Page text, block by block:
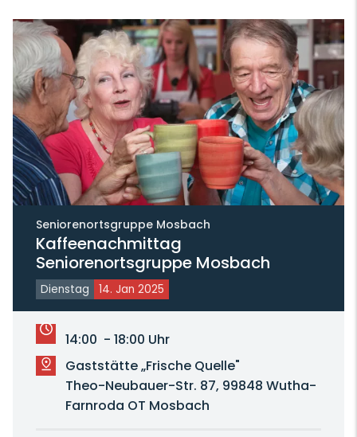
Seniorenortsgruppe Mosbach
Kaffeenachmittag
Seniorenortsgruppe Mosbach
Dienstag 14. Jan 2025
14:00 - 18:00 Uhr
Gaststätte „Frische Quelle"
Theo-Neubauer-Str. 87, 99848 Wutha-
Farnroda OT Mosbach